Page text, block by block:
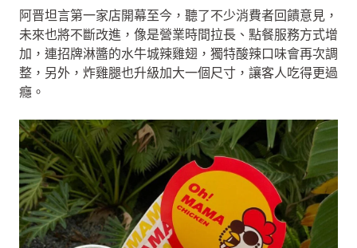
阿晋坦言第一家店開幕至今，聽了不少消費者回饋意見，
未來也將不斷改進，像是營業時間拉長、點餐服務方式增
加，連招牌淋醬的水牛城辣雞翅，獨特酸辣口味會再次調
整，另外，炸雞腿也升級加大一個尺寸，讓客人吃得更過
癮。